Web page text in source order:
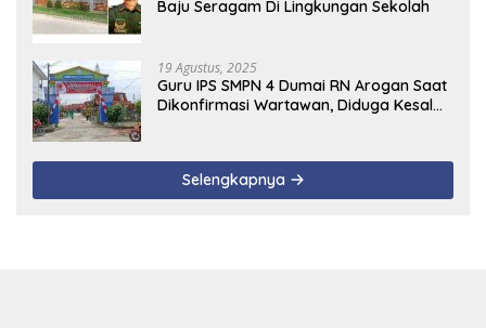
Baju Seragam Di Lingkungan Sekolah
19 Agustus, 2025
Guru IPS SMPN 4 Dumai RN Arogan Saat
Dikonfirmasi Wartawan, Diduga Kesal
Selengkapnya